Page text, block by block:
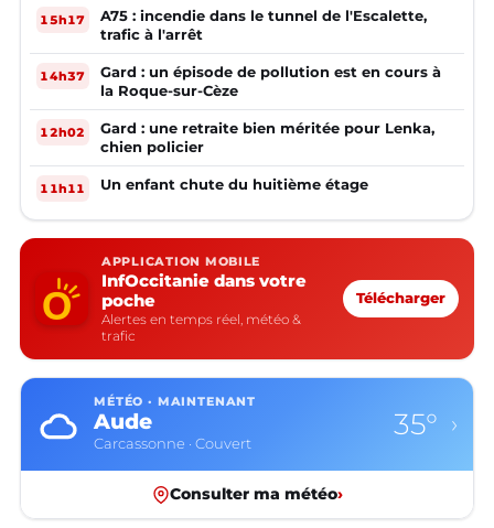
15h17
A75 : incendie dans le tunnel de l'Escalette,
trafic à l'arrêt
14h37
Gard : un épisode de pollution est en cours à
la Roque-sur-Cèze
12h02
Gard : une retraite bien méritée pour Lenka,
chien policier
11h11 Un enfant chute du huitième étage
APPLICATION MOBILE
InfOccitanie dans votre
poche
Alertes en temps réel, météo &
trafic
Télécharger
MÉTÉO · MAINTENANT
Aude
Carcassonne · Couvert
35° ›
Consulter ma météo›